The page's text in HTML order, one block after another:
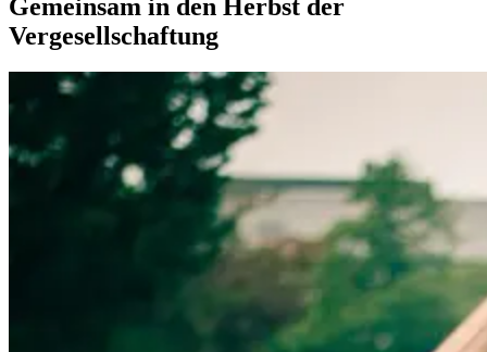
Gemeinsam in den Herbst der
Vergesellschaftung